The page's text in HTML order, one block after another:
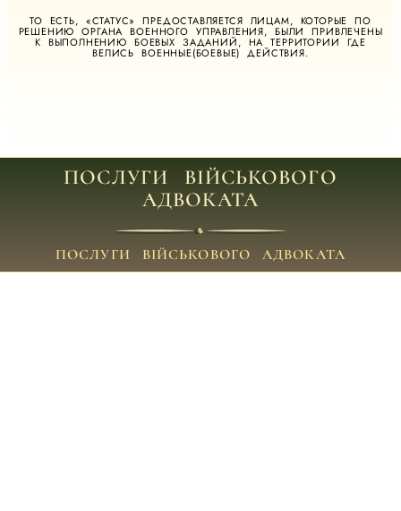
ТО ЕСТЬ, «СТАТУС» ПРЕДОСТАВЛЯЕТСЯ ЛИЦАМ, КОТОРЫЕ ПО
РЕШЕНИЮ ОРГАНА ВОЕННОГО УПРАВЛЕНИЯ, БЫЛИ ПРИВЛЕЧЕНЫ
К ВЫПОЛНЕНИЮ БОЕВЫХ ЗАДАНИЙ, НА ТЕРРИТОРИИ ГДЕ
ВЕЛИСЬ ВОЕННЫЕ(БОЕВЫЕ) ДЕЙСТВИЯ.
ПОСЛУГИ ВІЙСЬКОВОГО
АДВОКАТА
ПОСЛУГИ ВІЙСЬКОВОГО АДВОКАТА